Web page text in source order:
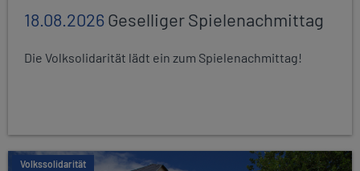
18.08.2026Geselliger Spielenachmittag
Die Volksolidarität lädt ein zum Spielenachmittag!
Volkssolidarität